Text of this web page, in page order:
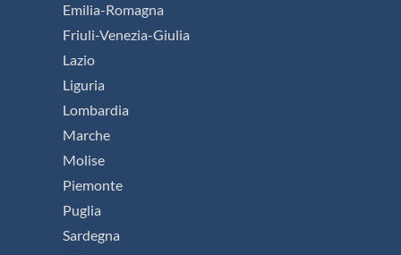
Emilia-Romagna
Friuli-Venezia-Giulia
Lazio
Liguria
Lombardia
Marche
Molise
Piemonte
Puglia
Sardegna